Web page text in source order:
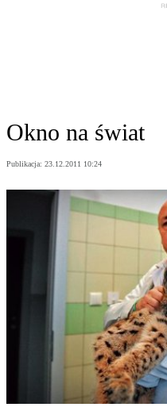
Okno na świat
Publikacja: 23.12.2011 10:24